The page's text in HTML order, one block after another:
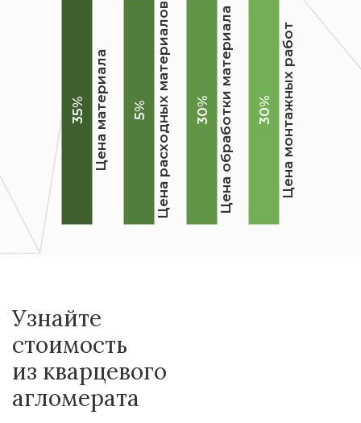
35% Цена материала 5% Цена расходных материалов 30% Цена обработки материала 30% Цена монтажных работ
Узнайте
стоимость
из кварцевого
агломерата